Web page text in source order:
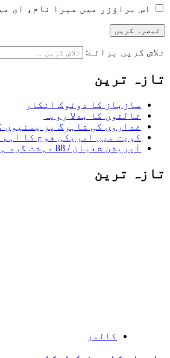
اس براؤزر میں میرا نام، ای
تلاش کریں برائے:
تازہ ترین
سازباز کا دوٹوک انکار
ثالثوں کا بدلا رویہ
غداروں کی شاہرگ پر یمنیوں
کویت میں امریکی فوج کا اہم
آپریشن شعبان / 88 دہشت گرد ہلاک
تازہ ترین
کالمز